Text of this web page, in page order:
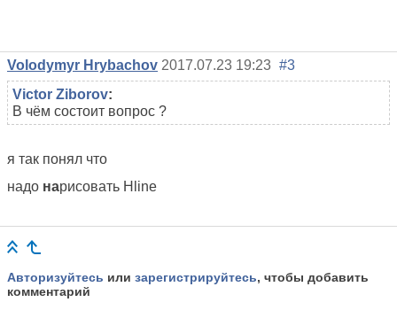
Volodymyr Hrybachov 2017.07.23 19:23 #3
Victor Ziborov:
В чём состоит вопрос ?
я так понял что
надо нарисовать Hline
Авторизуйтесь или зарегистрируйтесь, чтобы добавить
комментарий